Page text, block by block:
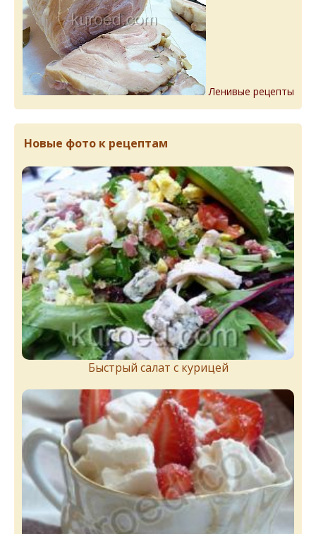
Ленивые рецепты
Новые фото к рецептам
Быстрый салат с курицей